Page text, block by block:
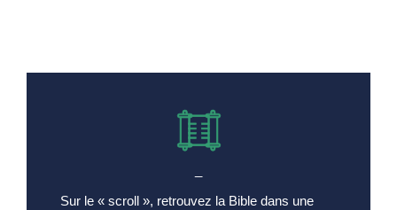
Sur le « scroll », retrouvez la Bible dans une